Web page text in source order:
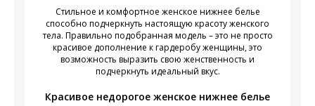
Стильное и комфортное женское нижнее белье
способно подчеркнуть настоящую красоту женского
тела. Правильно подобранная модель – это не просто
красивое дополнение к гардеробу женщины, это
возможность выразить свою женственность и
подчеркнуть идеальный вкус.
Красивое недорогое женское нижнее белье